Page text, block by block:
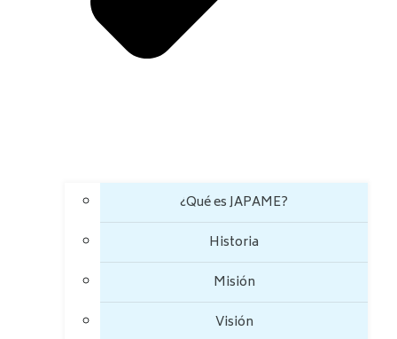
¿Qué es JAPAME?
Historia
Misión
Visión